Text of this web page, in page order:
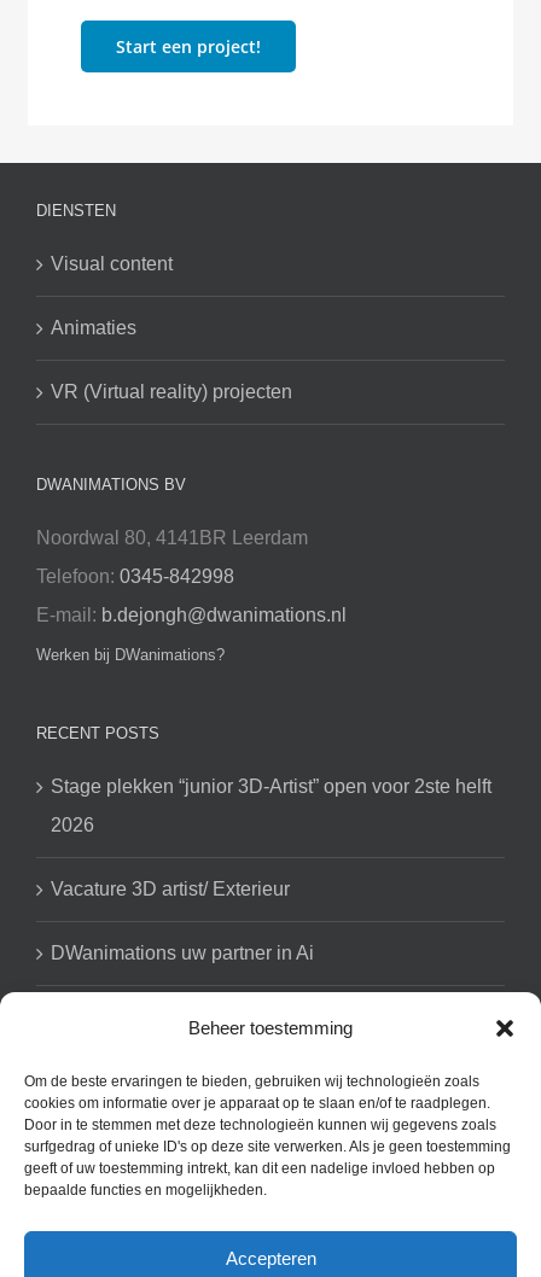
Beheer toestemming
Om de beste ervaringen te bieden, gebruiken wij technologieën zoals
cookies om informatie over je apparaat op te slaan en/of te raadplegen.
Door in te stemmen met deze technologieën kunnen wij gegevens zoals
surfgedrag of unieke ID's op deze site verwerken. Als je geen toestemming
geeft of uw toestemming intrekt, kan dit een nadelige invloed hebben op
bepaalde functies en mogelijkheden.
Accepteren
Start een project!
DIENSTEN
Visual content
Animaties
VR (Virtual reality) projecten
DWANIMATIONS BV
Noordwal 80, 4141BR Leerdam
Telefoon: 0345-842998
E-mail: b.dejongh@dwanimations.nl
Werken bij DWanimations?
RECENT POSTS
Stage plekken “junior 3D-Artist” open voor 2ste helft
2026
Vacature 3D artist/ Exterieur
DWanimations uw partner in Ai